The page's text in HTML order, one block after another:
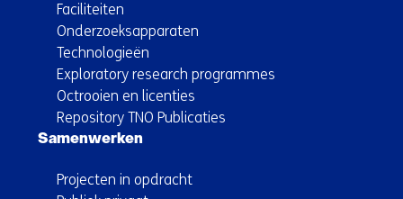
Faciliteiten
Onderzoeksapparaten
Technologieën
Exploratory research programmes
Octrooien en licenties
Repository TNO Publicaties
Samenwerken
Projecten in opdracht